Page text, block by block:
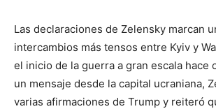
Las declaraciones de Zelensky marcan
intercambios más tensos entre Kyiv y
el inicio de la guerra a gran escala hace
un mensaje desde la capital ucraniana,
varias afirmaciones de Trump y reiteró